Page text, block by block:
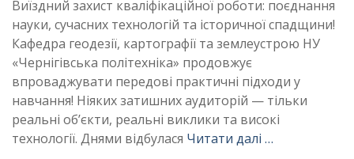
Виїздний захист кваліфікаційної роботи: поєднання
науки, сучасних технологій та історичної спадщини!
Кафедра геодезії, картографії та землеустрою НУ
«Чернігівська політехніка» продовжує
впроваджувати передові практичні підходи у
навчання! Ніяких затишних аудиторій — тільки
реальні об’єкти, реальні виклики та високі
технології. Днями відбулася Читати далі …